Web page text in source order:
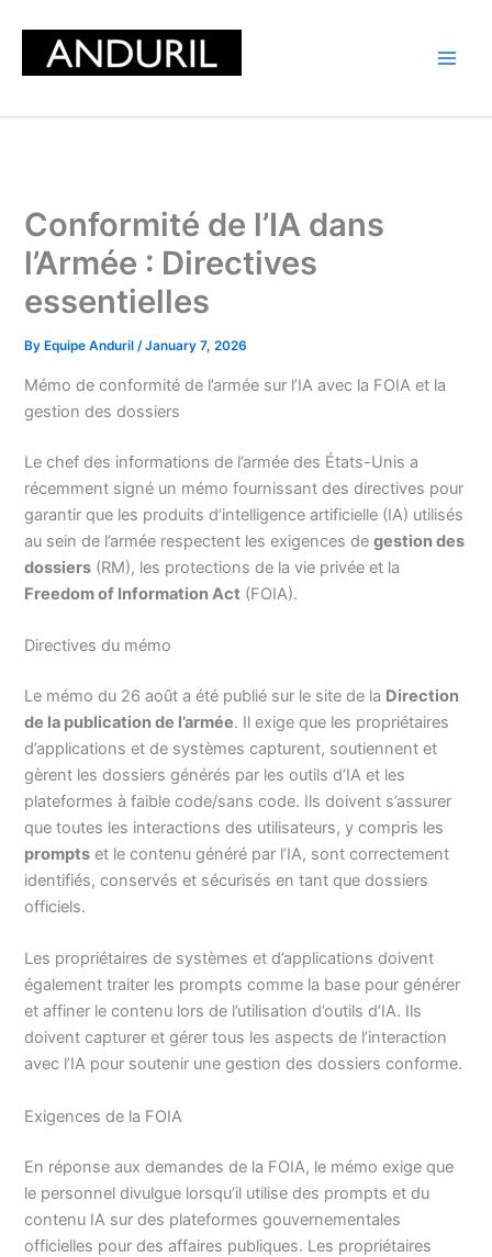
content
Conformité de l’IA dans
l’Armée : Directives
essentielles
By Equipe Anduril/January 7, 2026
Mémo de conformité de l’armée sur l’IA avec la FOIA et la
gestion des dossiers
Le chef des informations de l’armée des États-Unis a
récemment signé un mémo fournissant des directives pour
garantir que les produits d’intelligence artificielle (IA) utilisés
au sein de l’armée respectent les exigences degestion des
dossiers (RM), les protections de la vie privée et la
Freedom of Information Act (FOIA).
Directives du mémo
Le mémo du 26 août a été publié sur le site de la Direction
de la publication de l’armée. Il exige que les propriétaires
d’applications et de systèmes capturent, soutiennent et
gèrent les dossiers générés par les outils d’IA et les
plateformes à faible code/sans code. Ils doivent s’assurer
que toutes les interactions des utilisateurs, y compris les
prompts et le contenu généré par l’IA, sont correctement
identifiés, conservés et sécurisés en tant que dossiers
officiels.
Les propriétaires de systèmes et d’applications doivent
également traiter les prompts comme la base pour générer
et affiner le contenu lors de l’utilisation d’outils d’IA. Ils
doivent capturer et gérer tous les aspects de l’interaction
avec l’IA pour soutenir une gestion des dossiers conforme.
Exigences de la FOIA
En réponse aux demandes de la FOIA, le mémo exige que
le personnel divulgue lorsqu’il utilise des prompts et du
contenu IA sur des plateformes gouvernementales
officielles pour des affaires publiques. Les propriétaires